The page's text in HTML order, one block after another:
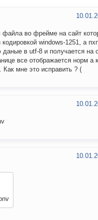
файла во фрейме на сайт
windows-1251, а
в utf-8 и получается на
все отображается норм а
мне это исправить ? (